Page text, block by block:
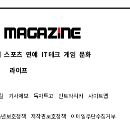
스포츠 연예 IT테크 게임 문화
라이프
기사제보 독자투고 인트라위키 사이트맵
보호정책 저작권보호정책 이메일무단수집거부